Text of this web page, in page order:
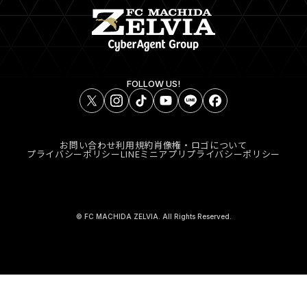
FOLLOW US!
お問い合わせ利用規約肖像権・ロゴについて
プライバシーポリシーLINEミニアプリプライバシーポリシー
© FC MACHIDA ZELVIA. All Rights Reserved.